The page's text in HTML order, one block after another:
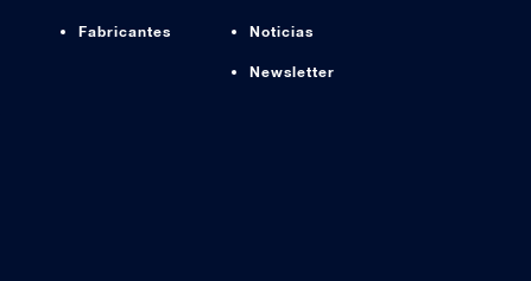
Fabricantes Noticias
Newsletter